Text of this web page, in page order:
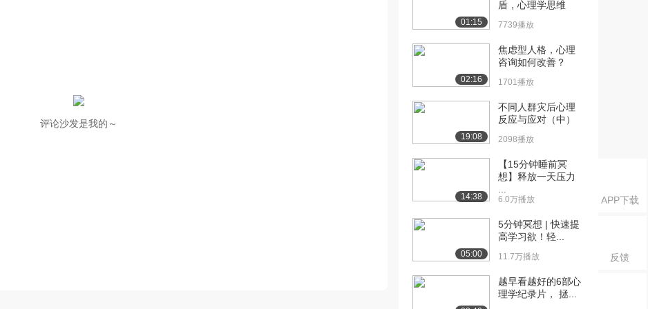
APP下载
反馈
评论沙发是我的～
01:15
盾，心理学思维
7739播放
02:16
焦虑型人格，心理
咨询如何改善？
1701播放
19:08
不同人群灾后心理
反应与应对（中）
2098播放
14:38
【15分钟睡前冥
想】释放一天压力
6.0万播放
05:00
5分钟冥想 | 快速提
高学习欲！轻...
11.7万播放
越早看越好的6部心
理学纪录片， 拯...